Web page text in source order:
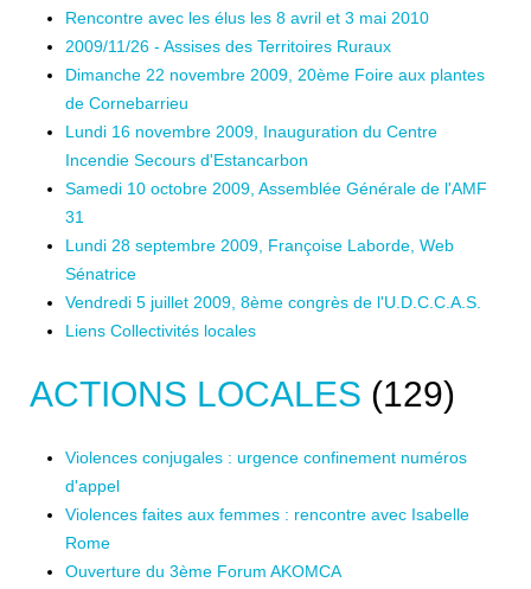
Rencontre avec les élus les 8 avril et 3 mai 2010
2009/11/26 - Assises des Territoires Ruraux
Dimanche 22 novembre 2009, 20ème Foire aux plantes
de Cornebarrieu
Lundi 16 novembre 2009, Inauguration du Centre
Incendie Secours d'Estancarbon
Samedi 10 octobre 2009, Assemblée Générale de l'AMF
31
Lundi 28 septembre 2009, Françoise Laborde, Web
Sénatrice
Vendredi 5 juillet 2009, 8ème congrès de l'U.D.C.C.A.S.
Liens Collectivités locales
ACTIONS LOCALES (129)
Violences conjugales : urgence confinement numéros
d'appel
Violences faites aux femmes : rencontre avec Isabelle
Rome
Ouverture du 3ème Forum AKOMCA